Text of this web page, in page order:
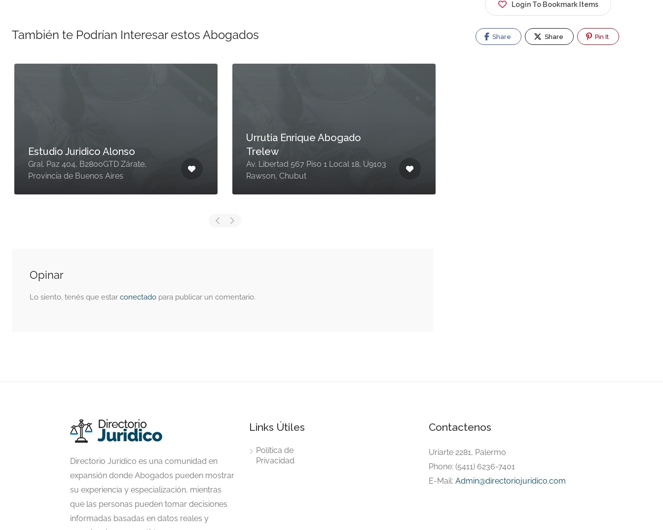
También te Podrían Interesar estos Abogados
Estudio Juridico Alonso
Gral. Paz 404, B2800GTD Zárate,
Provincia de Buenos Aires
Urrutia Enrique Abogado
Trelew
Av. Libertad 567 Piso 1 Local 18, U9103
Rawson, Chubut
Opinar
Lo siento, tenés que estarconectado para publicar un comentario.
Login To Bookmark Items
Share Share Pin It
Directorio Jurídico es una comunidad en
expansión donde Abogados pueden mostrar
su experiencia y especialización, mientras
que las personas pueden tomar decisiones
informadas basadas en datos reales y
Links Útiles
Política de
Privacidad
Contactenos
Uriarte 2281, Palermo
Phone: (5411) 6236-7401
E-Mail: Admin@directoriojuridico.com